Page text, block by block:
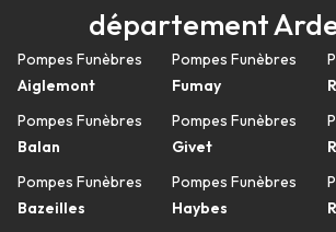
département
Pompes Funèbres
Aiglemont
Pompes Funèbres
Balan
Pompes Funèbres
Bazeilles
Pompes Funèbres
Fumay
Pompes Funèbres
Givet
Pompes Funèbres
Haybes